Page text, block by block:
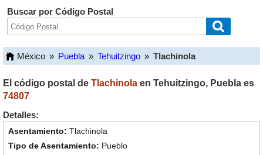
Buscar por Código Postal
México » Puebla » Tehuitzingo » Tlachinola
El código postal de Tlachinola en Tehuitzingo, Puebla es
74807
Detalles:
Tlachinola
Pueblo